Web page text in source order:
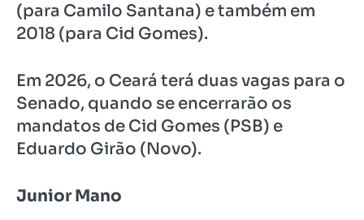
(para Camilo Santana) e também em
2018 (para Cid Gomes).
Em 2026, o Ceará terá duas vagas para o
Senado, quando se encerrarão os
mandatos de Cid Gomes (PSB) e
Eduardo Girão (Novo).
Junior Mano